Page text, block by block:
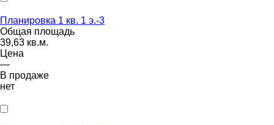
Планировка 1 кв. 1 э.-3
Общая площадь
39,63 кв.м.
Цена
—
В продаже
нет